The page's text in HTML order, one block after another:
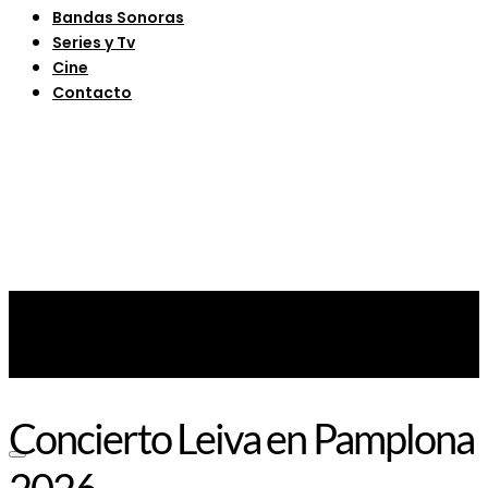
Bandas Sonoras
Series y Tv
Cine
Contacto
Concierto Leiva en Pamplona